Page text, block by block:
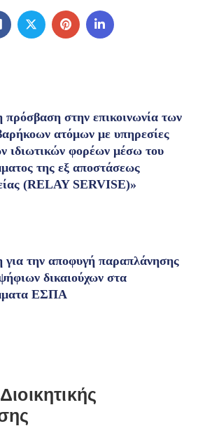
πρόσβαση στην επικοινωνία των
ατόμων με υπηρεσίες
ιδιωτικών φορέων μέσω του
της εξ αποστάσεως
(RELAY SERVISE)»
για την αποφυγή παραπλάνησης
δικαιούχων στα
ΕΣΠΑ